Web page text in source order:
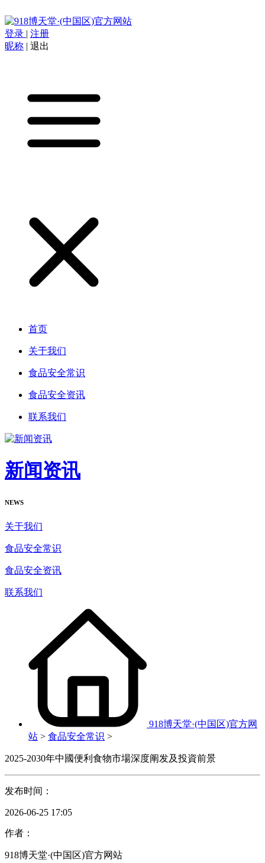
登录 | 注册
昵称 | 退出
首页
关于我们
食品安全常识
食品安全资讯
联系我们
新闻资讯
NEWS
关于我们
食品安全常识
食品安全资讯
联系我们
918博天堂·(中国区)官方网
站 > 食品安全常识 >
2025-2030年中國便利食物市場深度阐发及投資前景
发布时间：
2026-06-25 17:05
作者：
918博天堂·(中国区)官方网站